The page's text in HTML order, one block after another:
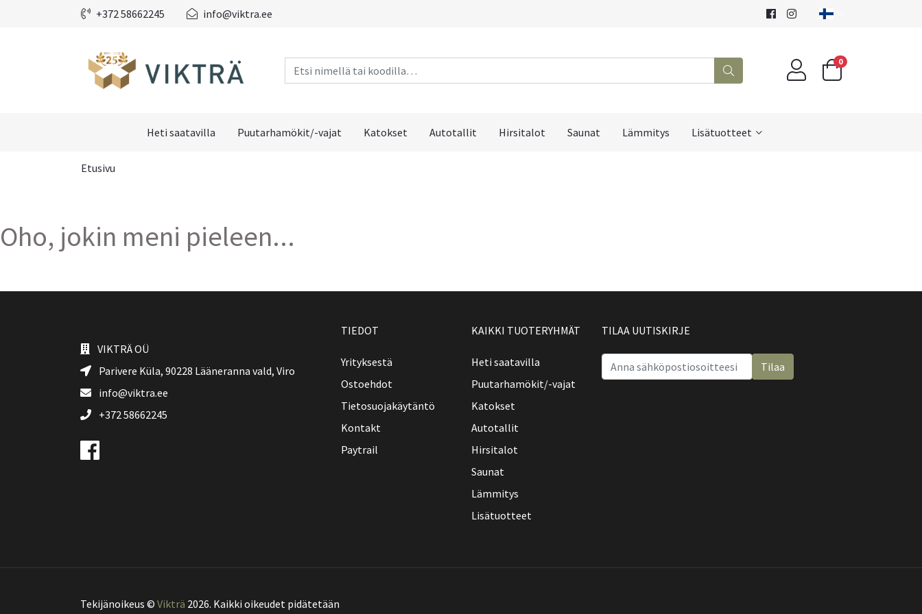
+372 58662245 info@viktra.ee
0
Heti saatavilla Puutarhamökit/-vajat Katokset Autotallit Hirsitalot Saunat Lämmitys Lisätuotteet
Etusivu
Oho, jokin meni pieleen...
VIKTRÄ OÜ
Parivere Küla, 90228 Lääneranna vald, Viro
info@viktra.ee
+372 58662245
TIEDOT
Yrityksestä
Ostoehdot
Tietosuojakäytäntö
Kontakt
Paytrail
KAIKKI TUOTERYHMÄT
Heti saatavilla
Puutarhamökit/-vajat
Katokset
Autotallit
Hirsitalot
Saunat
Lämmitys
Lisätuotteet
TILAA UUTISKIRJE
Tilaa
Tekijänoikeus © Vikträ 2026. Kaikki oikeudet pidätetään